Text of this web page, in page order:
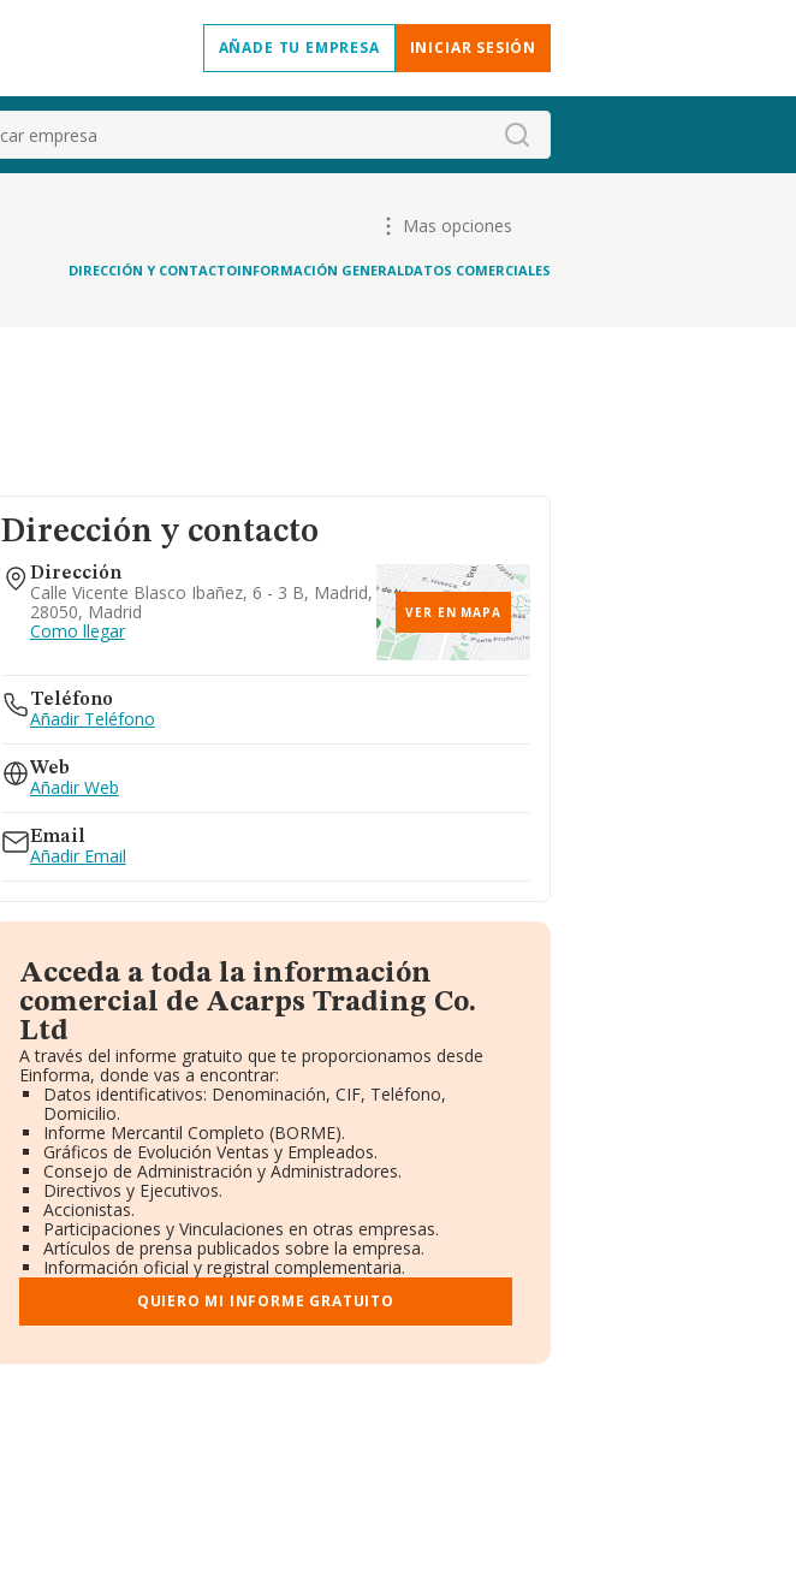
AÑADE TU EMPRESA INICIAR SESIÓN
Mas opciones
DIRECCIÓN Y CONTACTOINFORMACIÓN GENERALDATOS COMERCIALES
Dirección y contacto
Dirección
Calle Vicente Blasco Ibañez, 6 - 3 B, Madrid,
28050, Madrid
Como llegar
VER EN MAPA
Teléfono
Añadir Teléfono
Web
Añadir Web
Email
Añadir Email
Acceda a toda la información
comercial de Acarps Trading Co.
Ltd
A través del informe gratuito que te proporcionamos desde
Einforma, donde vas a encontrar:
Datos identificativos: Denominación, CIF, Teléfono,
Domicilio.
Informe Mercantil Completo (BORME).
Gráficos de Evolución Ventas y Empleados.
Consejo de Administración y Administradores.
Directivos y Ejecutivos.
Accionistas.
Participaciones y Vinculaciones en otras empresas.
Artículos de prensa publicados sobre la empresa.
Información oficial y registral complementaria.
QUIERO MI INFORME GRATUITO